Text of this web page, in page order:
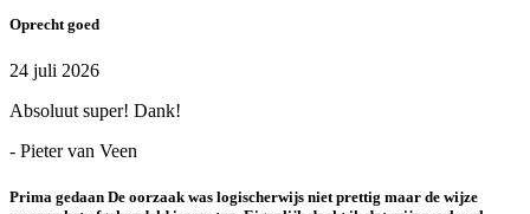
Oprecht goed
24 juli 2026
Absoluut super! Dank!
- Pieter van Veen
Prima gedaan De oorzaak was logischerwijs niet prettig maar de wijze